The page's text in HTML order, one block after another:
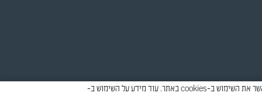
אתר זה עושה שימוש ב-cookies למטרות סטטיסטיקה, איפיון ושיווק, כדי לספק חווית גלישה טובה יותר וכדי להתאים את התוכן המוצג להעדפות שלך. יש לאשר את השימוש ב-cookies באתר. עוד מידע על השימוש ב-